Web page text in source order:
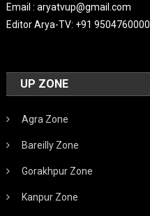
Email : aryatvup@gmail.com
Editor Arya-TV: +91 9504760000
UP ZONE
Agra Zone
Bareilly Zone
Gorakhpur Zone
Kanpur Zone